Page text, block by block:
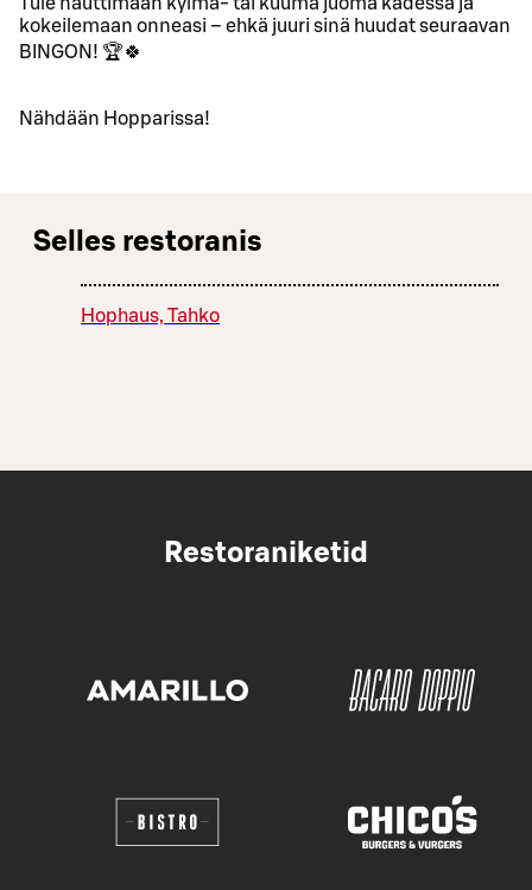
Tule nauttimaan kylmä- tai kuuma juoma kädessä ja
kokeilemaan onneasi – ehkä juuri sinä huudat seuraavan
BINGON! 🏆🍀
Nähdään Hopparissa!
Selles restoranis
Hophaus, Tahko
Restoraniketid